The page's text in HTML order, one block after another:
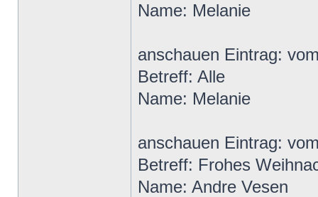
Name: Melanie
anschauen Eintrag:
Betreff: Alle
Name: Melanie
anschauen Eintrag:
Betreff: Frohes
Name: Andre Vesen